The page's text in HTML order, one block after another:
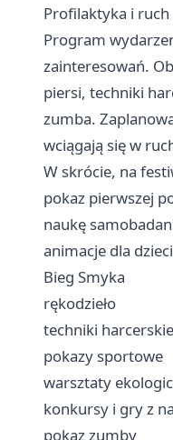
Profilaktyka i ruch
Program
zainteresowań.
piersi, techniki
zumba.
wciągają się w
W skrócie, na
pokaz pierwszej
naukę
animacje dla dzieci
Bieg Smyka
rękodzieło
techniki harcerskie
pokazy sportowe
warsztaty
konkursy i gry z
pokaz zumby